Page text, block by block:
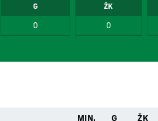
G
0
ŽK
0
MIN. G ŽK